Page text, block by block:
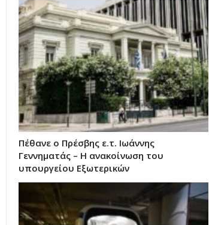
Πέθανε ο Πρέσβης ε.τ. Ιωάννης
Γεννηματάς – Η ανακοίνωση του
υπουργείου Εξωτερικών